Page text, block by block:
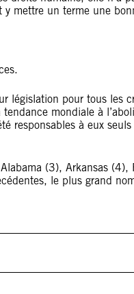
mettre un terme une
législation pour tous les
mondiale à
responsables à eux
(3), Arkansas (4),
le plus grand